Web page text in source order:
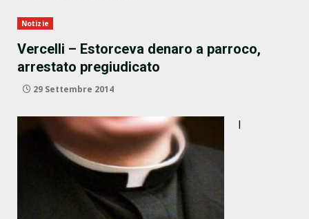
Notizie
Vercelli – Estorceva denaro a parroco,
arrestato pregiudicato
29 Settembre 2014
I